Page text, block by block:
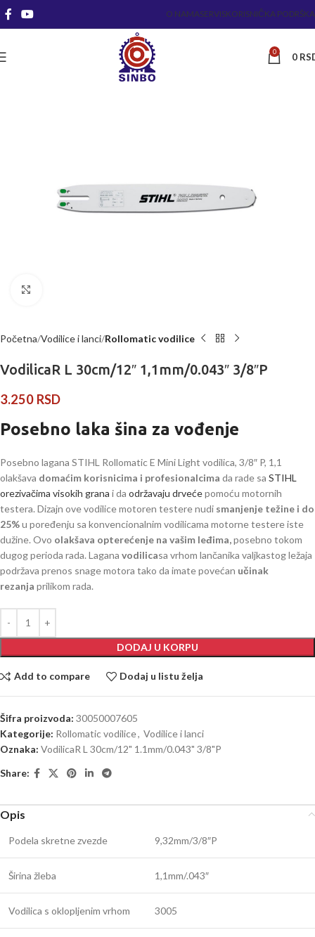
O NAMASERVISKORISNIČKA PODRŠKA
0 0
Početna Vodilice i lanci Rollomatic vodilice
VodilicaR L 30cm/12″ 1,1mm/0.043″ 3/8″P
3.250 RSD
Posebno laka šina za vođenje
Posebno lagana STIHL Rollomatic E Mini Light vodilica, 3/8″ P, 1,1
olakšava domaćim korisnicima i profesionalcima da rade sa STIHL
orezivačima visokih grana i da održavaju drvećepomoću motornih
testera. Dizajn ove vodilice motoren testere nudi smanjenje težine i do
25%u poređenju sa konvencionalnim vodilicama motorne testere iste
dužine. Ovo olakšava opterećenje na vašim leđima,posebno tokom
dugog perioda rada. Lagana vodilicasa vrhom lančanika valjkastog ležaja
podržava prenos snage motora tako da imate povećan učinak
rezanja prilikom rada.
DODAJ U KORPU
Add to compare Dodaj u listu želja
Šifra proizvoda: 30050007605
Kategorije: Rollomatic vodilice, Vodilice i lanci
Oznaka: VodilicaR L 30cm/12" 1.1mm/0.043" 3/8"P
Share:
Opis
Podela skretne zvezde 9,32mm/3/8″P
Širina žleba 1,1mm/.043″
Vodilica s oklopljenim vrhom 3005